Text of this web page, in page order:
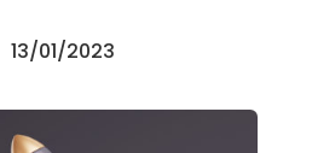
13/01/2023